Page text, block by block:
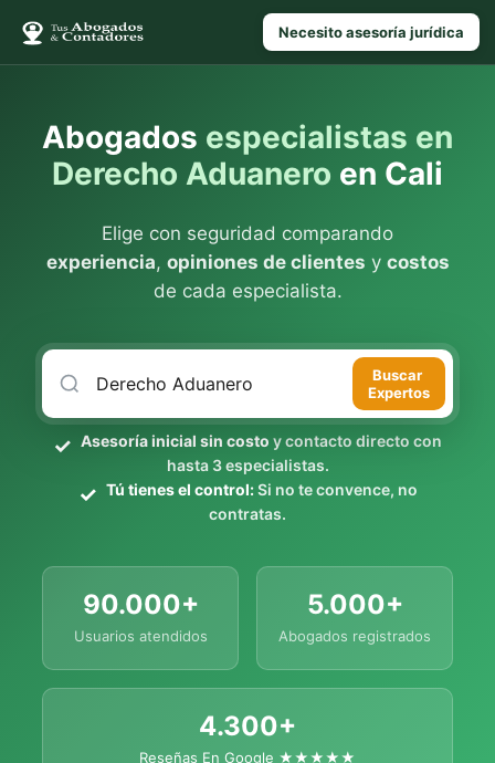
Necesito asesoría jurídica
Abogados especialistas en
Derecho Aduanero en Cali
Elige con seguridad comparando
experiencia, opiniones de clientes y costos
de cada especialista.
Buscar
Expertos
Asesoría inicial sin costo y contacto directo con
hasta 3 especialistas.
Tú tienes el control:Si no te convence, no
contratas.
90.000+
Usuarios atendidos
5.000+
Abogados registrados
4.300+
Reseñas En Google ★★★★★